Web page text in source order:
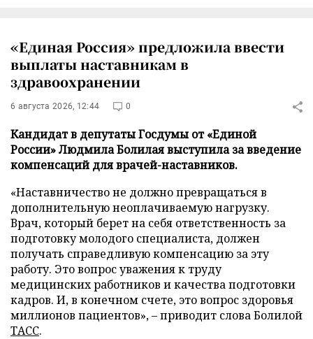
«Единая Россия» предложила ввести
выплаты наставникам в
здравоохранении
6 августа 2026, 12:44 0
Кандидат в депутаты Госдумы от «Единой
России» Людмила Болилая выступила за введение
компенсаций для врачей-наставников.
«Наставничество не должно превращаться в
дополнительную неоплачиваемую нагрузку.
Врач, который берет на себя ответственность за
подготовку молодого специалиста, должен
получать справедливую компенсацию за эту
работу. Это вопрос уважения к труду
медицинских работников и качества подготовки
кадров. И, в конечном счете, это вопрос здоровья
миллионов пациентов», – приводит слова Болилой
ТАСС.